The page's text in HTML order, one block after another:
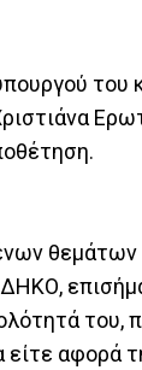
του
θεμάτων
του,
αφορά